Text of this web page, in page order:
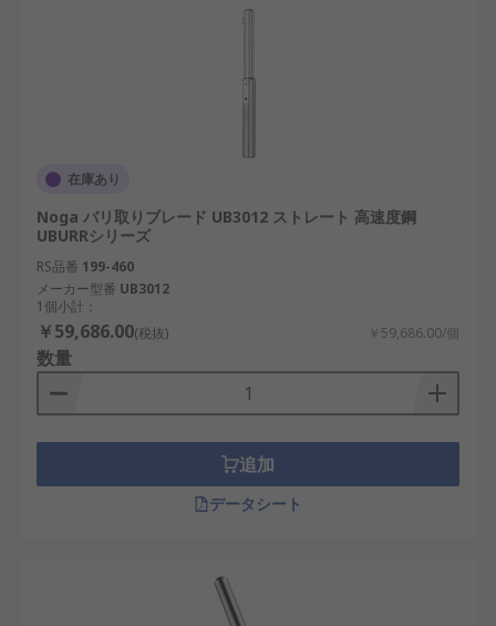
在庫あり
Noga バリ取りブレード UB3012 ストレート 高速度鋼
UBURRシリーズ
RS品番 199-460
メーカー型番 UB3012
1個小計：
￥59,686.00(税抜) ￥59,686.00/個
数量
追加
データシート